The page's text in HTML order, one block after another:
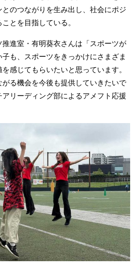
のつながりを生み出し、社会にポジ
とを目指している。
進室・有明葵衣さんは「スポーツが
も、スポーツをきっかけにさまざま
感じてもらいたいと思っています。
る機会を今後も提供していきたいで
リーディング部によるアメフト応援